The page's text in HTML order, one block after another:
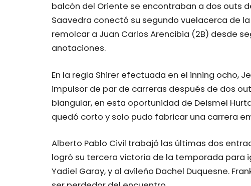
balcón del Oriente se encontraban a dos outs
Saavedra conectó su segundo vuelacerca de
remolcar a Juan Carlos Arencibia (2B) desde
anotaciones.
En la regla Shirer efectuada en el inning ocho,
impulsor de par de carreras después de dos
biangular, en esta oportunidad de Deismel
quedó corto y solo pudo fabricar una carrera
Alberto Pablo Civil trabajó las últimas dos
logró su tercera victoria de la temporada para
Yadiel Garay, y al avileño Dachel Duquesne. Frank